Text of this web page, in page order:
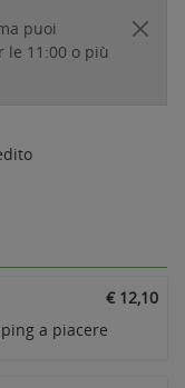
puoi
le 11:00 o più
€ 12,10
a piacere